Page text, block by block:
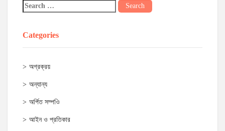
Categories
অগ্রক্রয়
অন্যান্য
অর্পিত সম্পওি
আইন ও প্রতিকার